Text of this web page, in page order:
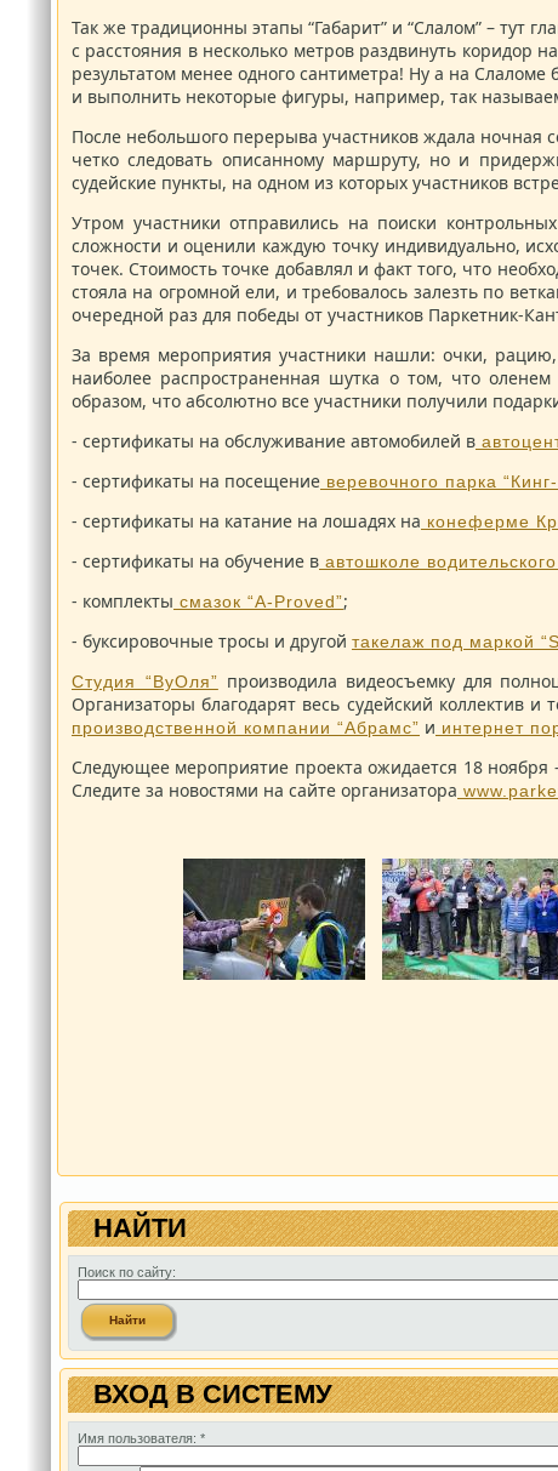
Так же традиционны этапы “Габарит” и “Слалом” – тут
с расстояния в несколько метров раздвинуть коридор
результатом менее одного сантиметра! Ну а на
и выполнить некоторые фигуры, например, так
После небольшого перерыва участников ждала ночная
четко следовать описанному маршруту, но и
судейские пункты, на одном из которых участников
Утром участники отправились на поиски
сложности и оценили каждую точку индивидуально,
точек. Стоимость точке добавлял и факт того, что
стояла на огромной ели, и требовалось залезть по
очередной раз для победы от участников Паркетник-
За время мероприятия участники нашли: очки,
наиболее распространенная шутка о том, что
образом, что абсолютно все участники получили
- сертификаты на обслуживание автомобилей в
- сертификаты на посещение веревочного парка “Кинг-
- сертификаты на катание на лошадях на конеферме
- сертификаты на обучение в автошколе
- комплекты смазок “A-Proved”;
- буксировочные тросы и другой такелаж под маркой
Студия “ВуОля” производила видеосъемку для
Организаторы благодарят весь судейский коллектив
производственной компании “Абрамс” и интернет
Следующее мероприятие проекта ожидается 18 ноября
Следите за новостями на сайте организатора
НАЙТИ
Поиск по сайту:
ВХОД В СИСТЕМУ
Имя пользователя: *